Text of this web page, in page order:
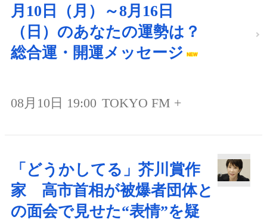
月10日（月）～8月16日
（日）のあなたの運勢は？
総合運・開運メッセージ
08月10日 19:00 TOKYO FM +
「どうかしてる」芥川賞作
家 高市首相が被爆者団体と
の面会で見せた“表情”を疑